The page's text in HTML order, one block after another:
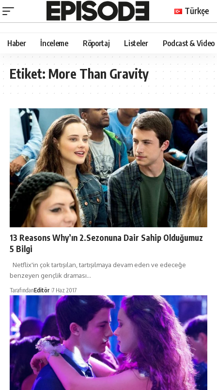
Türkçe
Haber İnceleme Röportaj Listeler Podcast & Video
Etiket:More Than Gravity
13 Reasons Why’ın 2.Sezonuna Dair Sahip Olduğumuz
5 Bilgi
Netflix'in çok tartışılan, tartışılmaya devam eden ve edeceğe
benzeyen gençlik draması…
TarafındanEditör 7 Haz 2017